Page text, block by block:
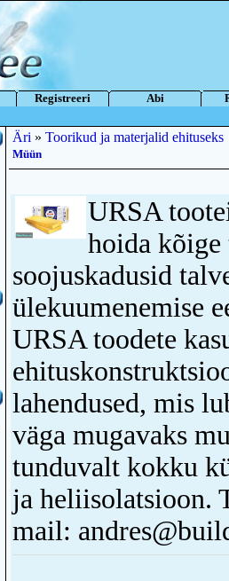
Registreeri Abi
Äri » Toorikud ja materjalid ehituseks
Müün
URSA
hoida
soojuskadusid
ülekuumenemise
URSA toodete
lahendused, mis
väga mugavaks
tunduvalt kokku
ja heliisolatsioon.
mail: